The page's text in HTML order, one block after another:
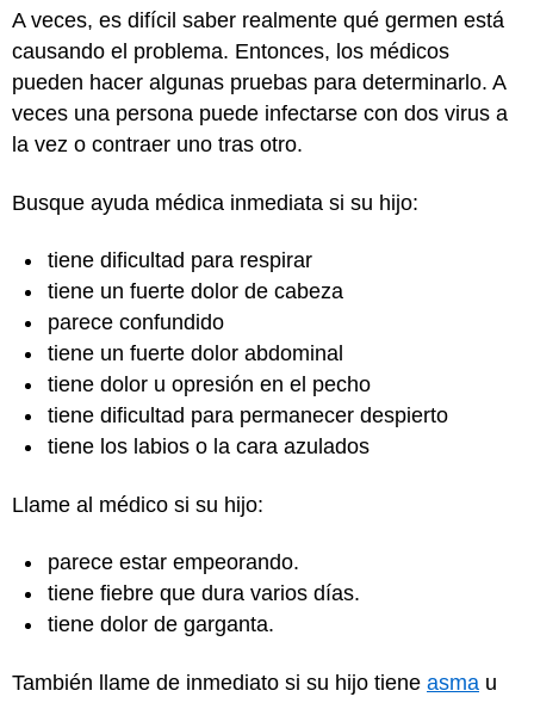
A veces, es difícil saber realmente qué germen está
causando el problema. Entonces, los médicos
pueden hacer algunas pruebas para determinarlo. A
veces una persona puede infectarse con dos virus a
la vez o contraer uno tras otro.
Busque ayuda médica inmediata si su hijo:
tiene dificultad para respirar
tiene un fuerte dolor de cabeza
parece confundido
tiene un fuerte dolor abdominal
tiene dolor u opresión en el pecho
tiene dificultad para permanecer despierto
tiene los labios o la cara azulados
Llame al médico si su hijo:
parece estar empeorando.
tiene fiebre que dura varios días.
tiene dolor de garganta.
También llame de inmediato si su hijo tiene asma u